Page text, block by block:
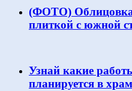
(ФОТО) Облицовка
плиткой с южной
Узнай какие
планируется в